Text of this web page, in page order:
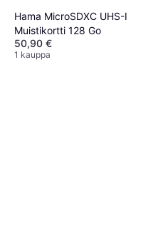
Hama MicroSDXC UHS-I
Muistikortti 128 Go
50,90 €
1 kauppa